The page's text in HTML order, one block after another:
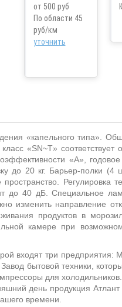
от 500 руб
По области 45
руб/км
уточнить
«капельного типа».
«SN~T» соответствует
«А», годовое
до 20 кг. Барьер-полки (4
Регулировка
до 40 дБ. Специальное
изменить направление
продуктов в
камере при
входят три предприятия:
бытовой техники,
для
день продукция Атлант
времени.